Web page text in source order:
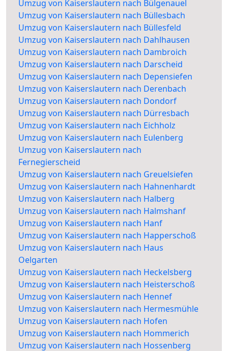
Umzug von Kaiserslautern nach Bülgenauel
Umzug von Kaiserslautern nach Büllesbach
Umzug von Kaiserslautern nach Büllesfeld
Umzug von Kaiserslautern nach Dahlhausen
Umzug von Kaiserslautern nach Dambroich
Umzug von Kaiserslautern nach Darscheid
Umzug von Kaiserslautern nach Depensiefen
Umzug von Kaiserslautern nach Derenbach
Umzug von Kaiserslautern nach Dondorf
Umzug von Kaiserslautern nach Dürresbach
Umzug von Kaiserslautern nach Eichholz
Umzug von Kaiserslautern nach Eulenberg
Umzug von Kaiserslautern nach
Fernegierscheid
Umzug von Kaiserslautern nach Greuelsiefen
Umzug von Kaiserslautern nach Hahnenhardt
Umzug von Kaiserslautern nach Halberg
Umzug von Kaiserslautern nach Halmshanf
Umzug von Kaiserslautern nach Hanf
Umzug von Kaiserslautern nach Happerschoß
Umzug von Kaiserslautern nach Haus
Oelgarten
Umzug von Kaiserslautern nach Heckelsberg
Umzug von Kaiserslautern nach Heisterschoß
Umzug von Kaiserslautern nach Hennef
Umzug von Kaiserslautern nach Hermesmühle
Umzug von Kaiserslautern nach Hofen
Umzug von Kaiserslautern nach Hommerich
Umzug von Kaiserslautern nach Hossenberg